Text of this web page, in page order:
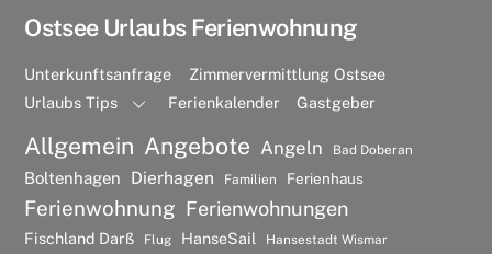
Ostsee Urlaubs Ferienwohnung
Unterkunftsanfrage
Zimmervermittlung Ostsee
Urlaubs Tips
Ferienkalender Gastgeber
Allgemein Angebote Angeln Bad Doberan
Boltenhagen Dierhagen Familien Ferienhaus
Ferienwohnung Ferienwohnungen
Fischland Darß Flug HanseSail Hansestadt Wismar